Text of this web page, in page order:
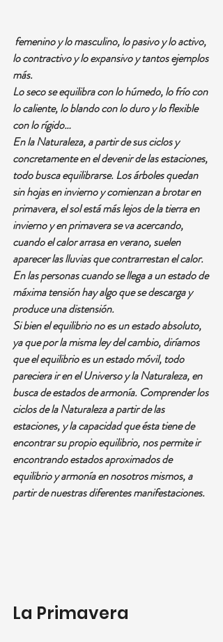
femenino y lo masculino, lo pasivo y lo activo,
lo contractivo y lo expansivo y tantos ejemplos
más.
Lo seco se equilibra con lo húmedo, lo frío con
lo caliente, lo blando con lo duro y lo flexible
con lo rígido…
En la Naturaleza, a partir de sus ciclos y
concretamente en el devenir de las estaciones,
todo busca equilibrarse. Los árboles quedan
sin hojas en invierno y comienzan a brotar en
primavera, el sol está más lejos de la tierra en
invierno y en primavera se va acercando,
cuando el calor arrasa en verano, suelen
aparecer las lluvias que contrarrestan el calor.
En las personas cuando se llega a un estado de
máxima tensión hay algo que se descarga y
produce una distensión.
Si bien el equilibrio no es un estado absoluto,
ya que por la misma ley del cambio, diríamos
que el equilibrio es un estado móvil, todo
pareciera ir en el Universo y la Naturaleza, en
busca de estados de armonía. Comprender los
ciclos de la Naturaleza a partir de las
estaciones, y la capacidad que ésta tiene de
encontrar su propio equilibrio, nos permite ir
encontrando estados aproximados de
equilibrio y armonía en nosotros mismos, a
partir de nuestras diferentes manifestaciones.
La Primavera